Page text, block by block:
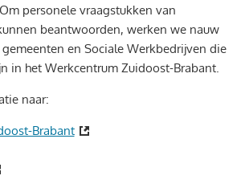
personele vraagstukken van
beantwoorden, werken we nauw
en Sociale Werkbedrijven die
in het Werkcentrum Zuidoost-Brabant.
naar:
Brabant